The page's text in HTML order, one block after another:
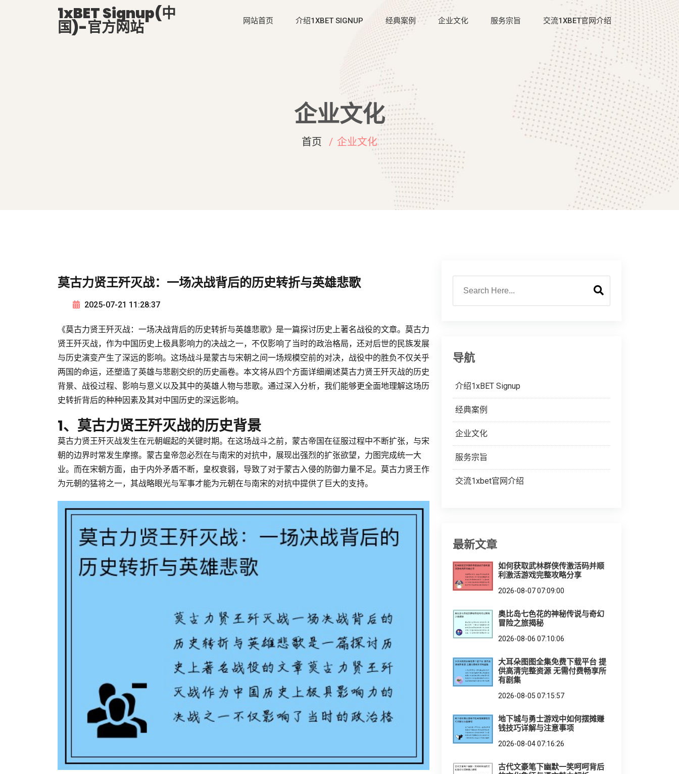
1xBET Signup(中
国)-官方网站 网站首页 介绍1XBET SIGNUP 经典案例 企业文化 服务宗旨 交流1XBET官网介绍
企业文化
首页 企业文化
莫古力贤王歼灭战：一场决战背后的历史转折与英雄悲歌
2025-07-21 11:28:37
《莫古力贤王歼灭战：一场决战背后的历史转折与英雄悲歌》是一篇探讨历史上著名战役的文章。莫古力
贤王歼灭战，作为中国历史上极具影响力的决战之一，不仅影响了当时的政治格局，还对后世的民族发展
与历史演变产生了深远的影响。这场战斗是蒙古与宋朝之间一场规模空前的对决，战役中的胜负不仅关乎
两国的命运，还塑造了英雄与悲剧交织的历史画卷。本文将从四个方面详细阐述莫古力贤王歼灭战的历史
背景、战役过程、影响与意义以及其中的英雄人物与悲歌。通过深入分析，我们能够更全面地理解这场历
史转折背后的种种因素及其对中国历史的深远影响。
1、莫古力贤王歼灭战的历史背景
莫古力贤王歼灭战发生在元朝崛起的关键时期。在这场战斗之前，蒙古帝国在征服过程中不断扩张，与宋
朝的边界时常发生摩擦。蒙古皇帝忽必烈在与南宋的对抗中，展现出强烈的扩张欲望，力图完成统一大
业。而在宋朝方面，由于内外矛盾不断，皇权衰弱，导致了对于蒙古入侵的防御力量不足。莫古力贤王作
为元朝的猛将之一，其战略眼光与军事才能为元朝在与南宋的对抗中提供了巨大的支持。
导航
介绍1xBET Signup
经典案例
企业文化
服务宗旨
交流1xbet官网介绍
最新文章
如何获取武林群侠传激活码并顺
利激活游戏完整攻略分享
2026-08-07 07:09:00
奥比岛七色花的神秘传说与奇幻
冒险之旅揭秘
2026-08-06 07:10:06
大耳朵图图全集免费下载平台 提
供高清完整资源 无需付费畅享所
有剧集
2026-08-05 07:15:57
地下城与勇士游戏中如何摆摊赚
钱技巧详解与注意事项
2026-08-04 07:16:26
古代文豪笔下幽默一笑呵呵背后